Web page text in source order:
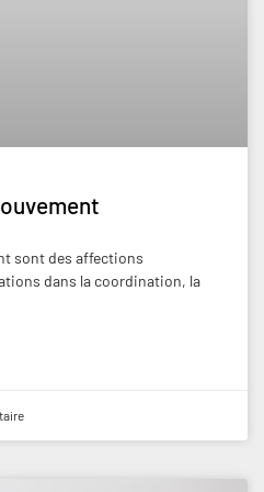
sont des affections
dans la coordination, la